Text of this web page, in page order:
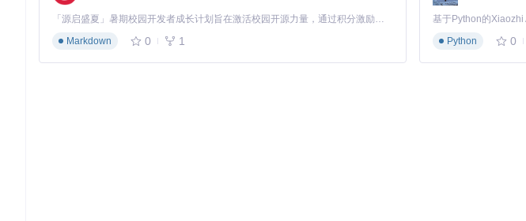
「源启盛夏」暑期校园开发者成长计划旨在激活校园开源力量，通过积分激励、认证扶持、资源倾斜等形式，引导高校组织和开发者完成「入驻 — 建项目 — 做贡献 — 获认证 — 得资源」的完整闭环。无论你是想带领社团入驻平台的组织者，还是希望用代码贡献证明自己的开发者，都能在这里找到属于你的成长路径。
Markdown
0 1
Python
0